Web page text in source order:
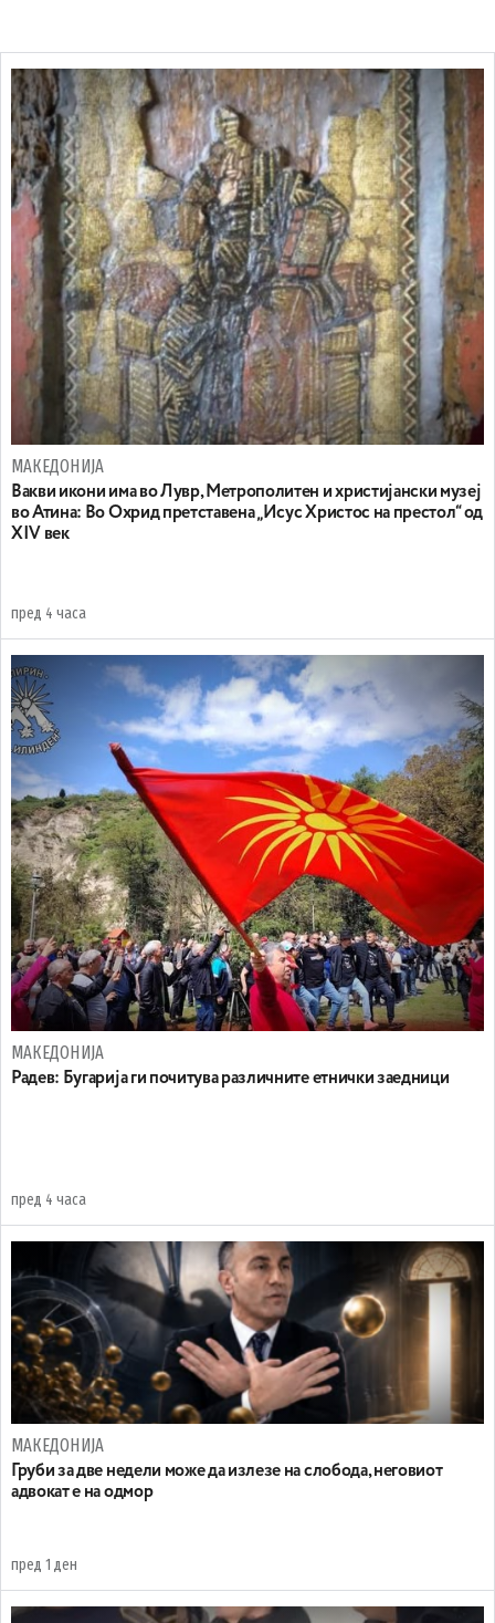
МАКЕДОНИЈА
Вакви икони има во Лувр, Метрополитен и христијански музеј
во Атина: Во Охрид претставена „Исус Христос на престол“ од
XIV век
пред 4 часа
МАКЕДОНИЈА
Радев: Бугарија ги почитува различните етнички заедници
пред 4 часа
МАКЕДОНИЈА
Груби за две недели може да излезе на слобода, неговиот
адвокат е на одмор
пред 1 ден